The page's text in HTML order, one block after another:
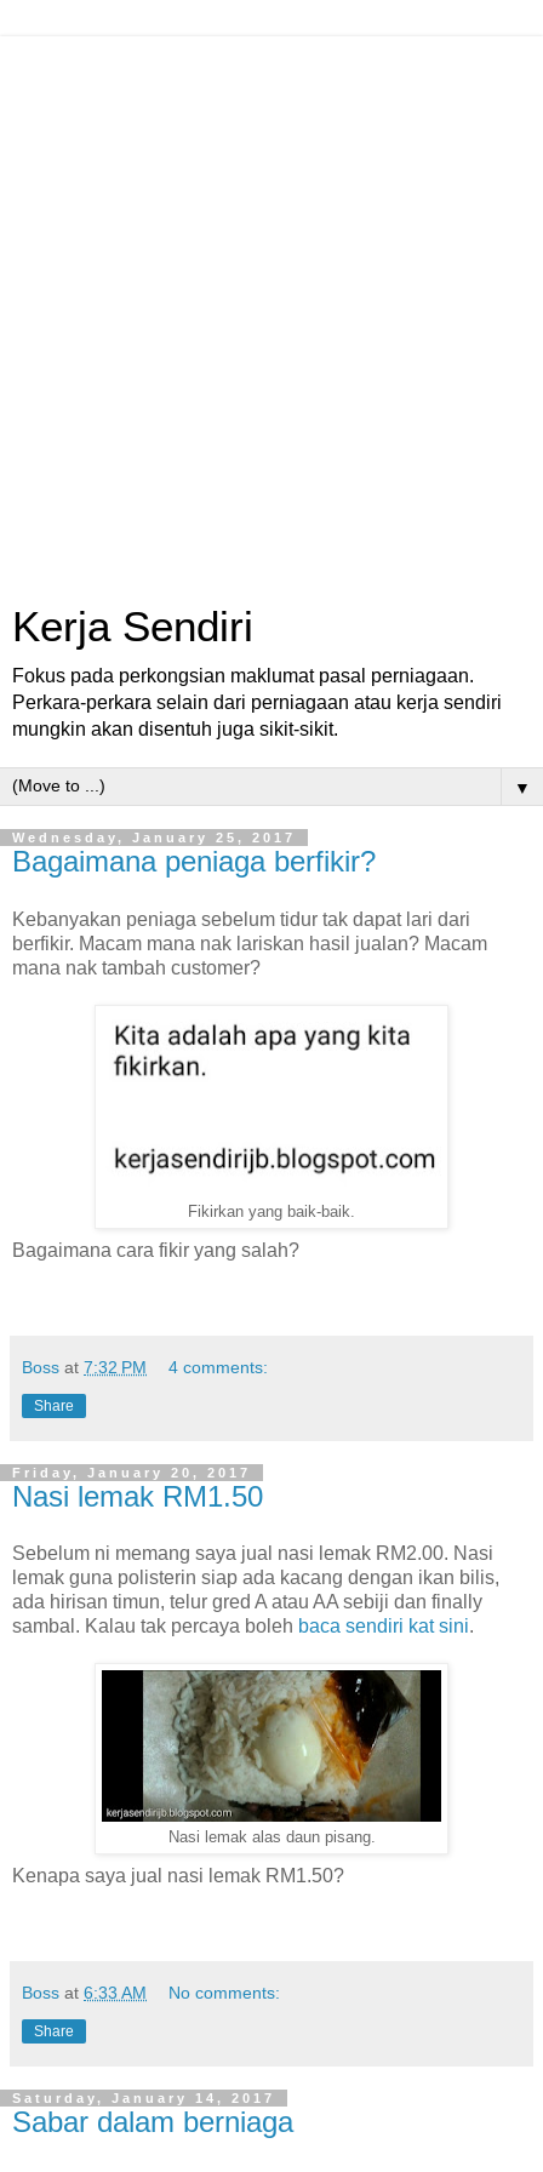
Kerja Sendiri
Fokus pada perkongsian maklumat pasal perniagaan.
Perkara-perkara selain dari perniagaan atau kerja sendiri
mungkin akan disentuh juga sikit-sikit.
▼
Wednesday, January 25, 2017
Bagaimana peniaga berfikir?
Kebanyakan peniaga sebelum tidur tak dapat lari dari
berfikir. Macam mana nak lariskan hasil jualan? Macam
mana nak tambah customer?
Fikirkan yang baik-baik.
Bagaimana cara fikir yang salah?
Boss at 7:32 PM 4 comments:
Share
Friday, January 20, 2017
Nasi lemak RM1.50
Sebelum ni memang saya jual nasi lemak RM2.00. Nasi
lemak guna polisterin siap ada kacang dengan ikan bilis,
ada hirisan timun, telur gred A atau AA sebiji dan finally
sambal. Kalau tak percaya boleh baca sendiri kat sini.
Nasi lemak alas daun pisang.
Kenapa saya jual nasi lemak RM1.50?
Boss at 6:33 AM No comments:
Share
Saturday, January 14, 2017
Sabar dalam berniaga